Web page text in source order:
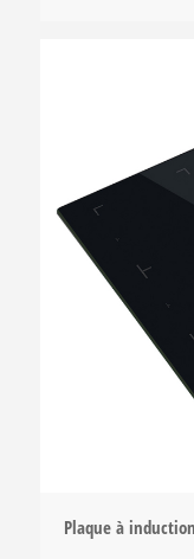
Plaque à